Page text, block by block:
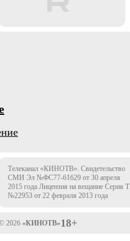
Телеканал «КИНОТВ». Свидетельство
СМИ Эл №ФС77-61629 от 30 апреля
2015 года Лицензия на вещание Серия
№22953 от 22 февраля 2013 года
2026 «КИНОТВ»18+